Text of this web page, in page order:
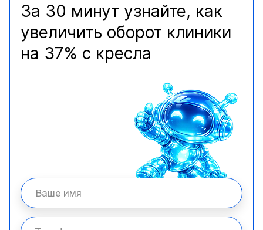
За 30 минут узнайте, как
увеличить оборот клиники
на 37% с кресла